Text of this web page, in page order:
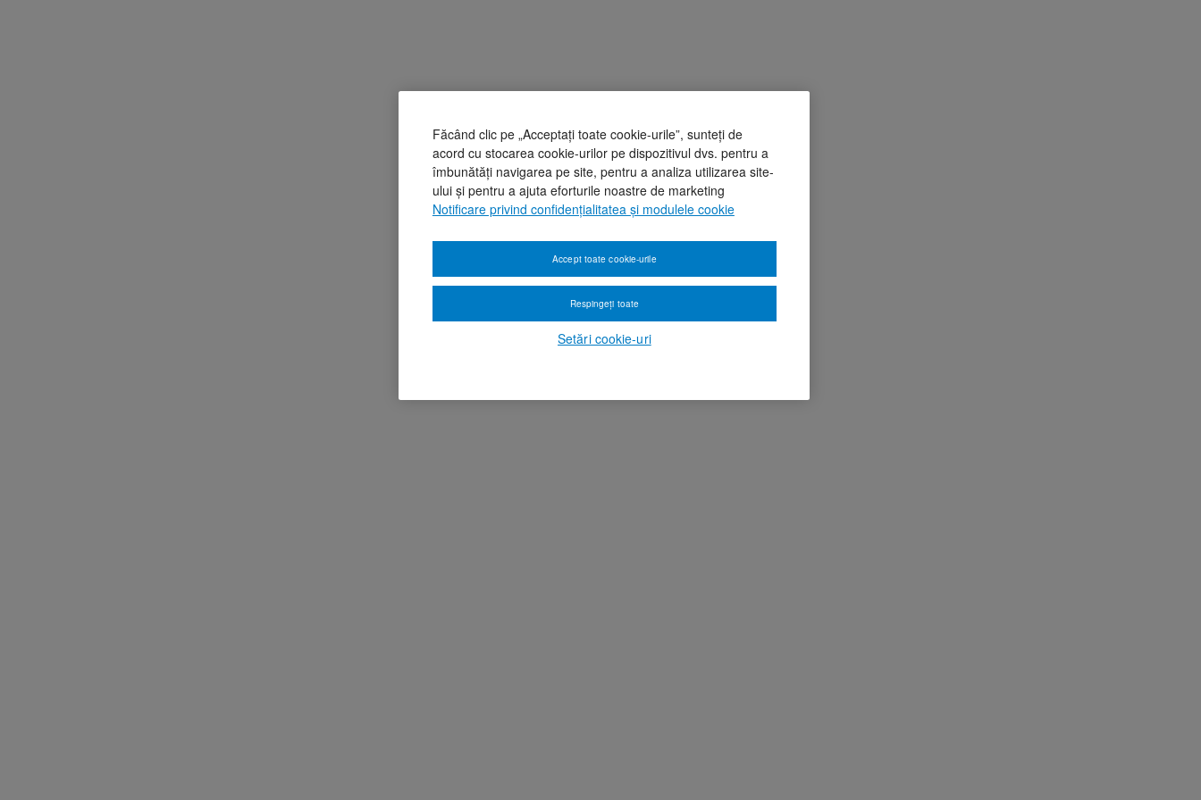
Făcând clic pe „Acceptați toate cookie-urile”, sunteți de
acord cu stocarea cookie-urilor pe dispozitivul dvs. pentru a
îmbunătăți navigarea pe site, pentru a analiza utilizarea site-
ului și pentru a ajuta eforturile noastre de marketing
Notificare privind confidențialitatea și modulele cookie
Setări cookie-uri
Respingeți toate
Accept toate cookie-urile